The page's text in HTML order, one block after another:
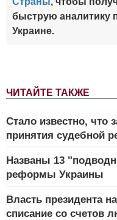
ЧИТАЙТЕ ТАКЖЕ
Стало известно, что
принятия судебной
Названы 13
реформы Украины
Власть президента
списание со счетов
быструю аналитику
Украине.